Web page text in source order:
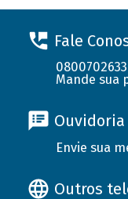
Fale
Mande sua
Ouvidoria
Envie sua
Outros